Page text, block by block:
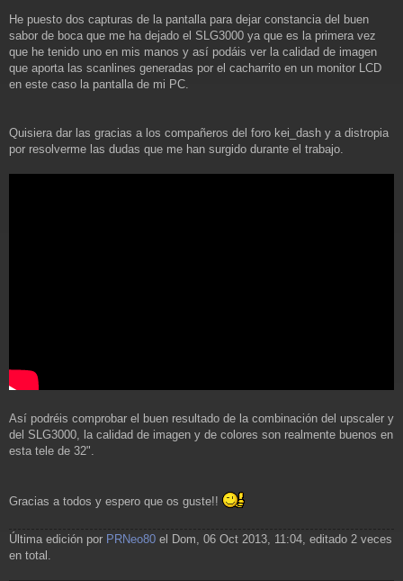
He puesto dos capturas de la pantalla para dejar constancia del buen
sabor de boca que me ha dejado el SLG3000 ya que es la primera vez
que he tenido uno en mis manos y así podáis ver la calidad de imagen
que aporta las scanlines generadas por el cacharrito en un monitor LCD
en este caso la pantalla de mi PC.
Quisiera dar las gracias a los compañeros del foro kei_dash y a distropia
por resolverme las dudas que me han surgido durante el trabajo.
Así podréis comprobar el buen resultado de la combinación del upscaler y
del SLG3000, la calidad de imagen y de colores son realmente buenos en
esta tele de 32".
Gracias a todos y espero que os guste!!
Última edición por PRNeo80 el Dom, 06 Oct 2013, 11:04, editado 2 veces
en total.